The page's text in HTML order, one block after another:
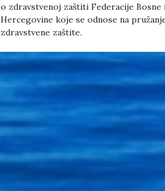
o zdravstvenoj zaštiti Federacije Bosne
Hercegovine koje se odnose na
zdravstvene zaštite.